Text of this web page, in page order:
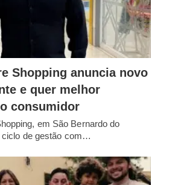
Shopping anuncia novo
e quer melhor
consumidor
em São Bernardo do
ciclo de gestão com…